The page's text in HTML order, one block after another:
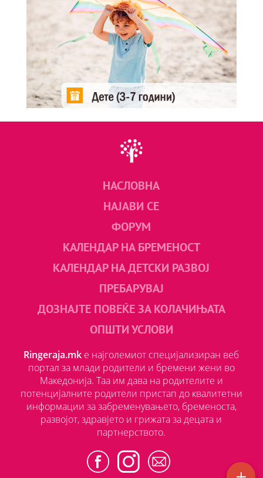
НАСЛОВНА
НАЈАВИ СЕ
ФОРУМ
КАЛЕНДАР НА БРЕМЕНОСТ
КАЛЕНДАР НА ДЕТСКИ РАЗВОЈ
ПРЕБАРУВАЈ
ДОЗНАЈТЕ ПОВЕЌЕ ЗА КОЛАЧИЊАТА
ОПШТИ УСЛОВИ
Ringeraja.mk е најголемиот специјализиран веб
портал за млади родители и бремени жени во
Македонија. Таа им дава на родителите и
потенцијалните родители пристап до квалитетни
информации за забременувањето, бременоста,
развојот, здравјето и грижата за децата и
партнерството.